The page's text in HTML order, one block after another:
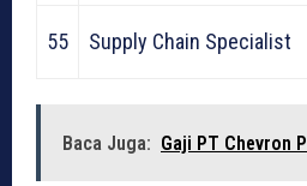
55 Supply Chain Specialist
Baca Juga: Gaji PT Chevron